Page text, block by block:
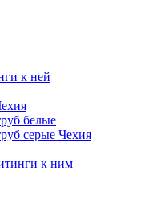
к ней
белые
серые Чехия
к ним